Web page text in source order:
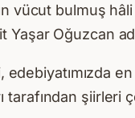
vücut bulmuş
Oğuzcan
şiirleri